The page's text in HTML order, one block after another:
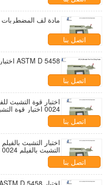
مادة لف المضطربات
اتصل بنا
ASTM D 5458 اختبار لفيلم لفيلم القشرة
اتصل بنا
0024 اختبار قوة التشبث لفيلم التغليف
اتصل بنا
المنسحب
اتصل بنا
اختبار ASTM D 5458 لفيلم التمدد